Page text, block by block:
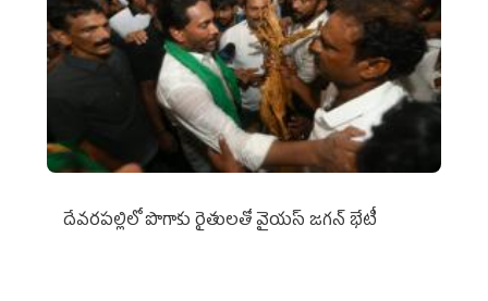
దేవరపల్లిలో పొగాకు రైతులతో వైయస్ జగన్ భేటీ